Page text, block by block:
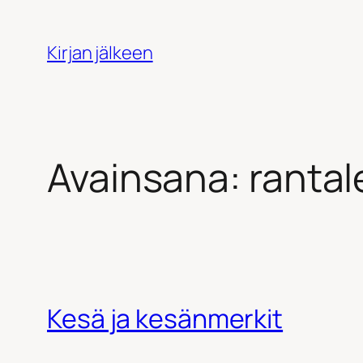
sisältöönKirjan jälkeen
Avainsana:
Kesä ja kesänmerkit